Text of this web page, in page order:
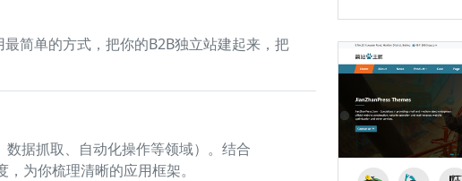
简单的方式，把你的B2B独立站建起来，把
据抓取、自动化操作等领域）。结合
为你梳理清晰的应用框架。